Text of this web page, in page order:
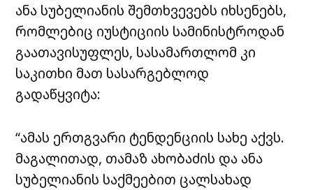
ანა სუბელიანის შემთხვევებს იხსენებს,
რომლებიც იუსტიციის სამინისტროდან
გაათავისუფლეს, სასამართლომ კი
საკითხი მათ სასარგებლოდ
გადაწყვიტა:
“ამას ერთგვარი ტენდენციის სახე აქვს.
მაგალითად, თამაზ ახობაძის და ანა
სუბელიანის საქმეებით ცალსახად